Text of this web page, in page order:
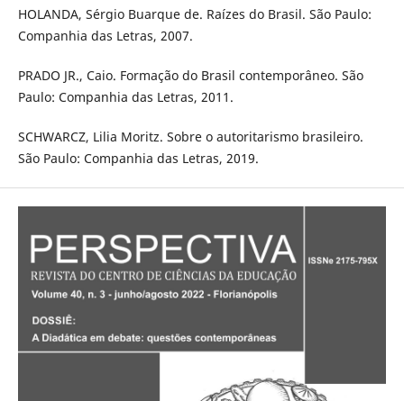
HOLANDA, Sérgio Buarque de. Raízes do Brasil. São Paulo:
Companhia das Letras, 2007.
PRADO JR., Caio. Formação do Brasil contemporâneo. São
Paulo: Companhia das Letras, 2011.
SCHWARCZ, Lilia Moritz. Sobre o autoritarismo brasileiro.
São Paulo: Companhia das Letras, 2019.